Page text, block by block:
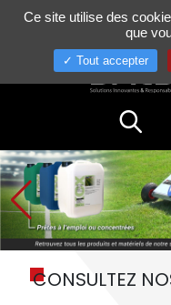
+33
CONSULTEZ
Gestion de vos
Ce site utilise des
que
Tout accepter